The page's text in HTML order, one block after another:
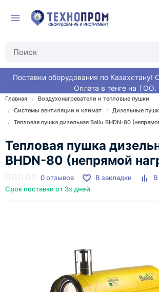
Поставки оборудования по Казахстану!
Оплата в тенге на ТОО.
Главная
Воздухонагреватели и тепловые пушки
Системы вентиляции и климат
Дизельные
Тепловая пушка дизельная Ballu BHDN-80
Тепловая пушка
BHDN-80 (непрямой
0 отзывов В закладки
В
Срок поставки от 3х дней